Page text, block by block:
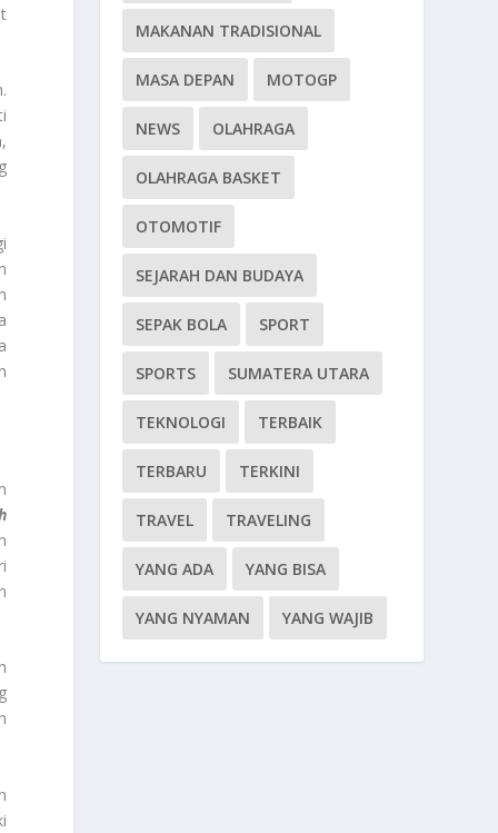
MAKANAN TRADISIONAL
MASA DEPAN MOTOGP
NEWS OLAHRAGA
OLAHRAGA BASKET
OTOMOTIF
SEJARAH DAN BUDAYA
SEPAK BOLA SPORT
SPORTS SUMATERA UTARA
TEKNOLOGI TERBAIK
TERBARU TERKINI
TRAVEL TRAVELING
YANG ADA YANG BISA
YANG NYAMAN YANG WAJIB